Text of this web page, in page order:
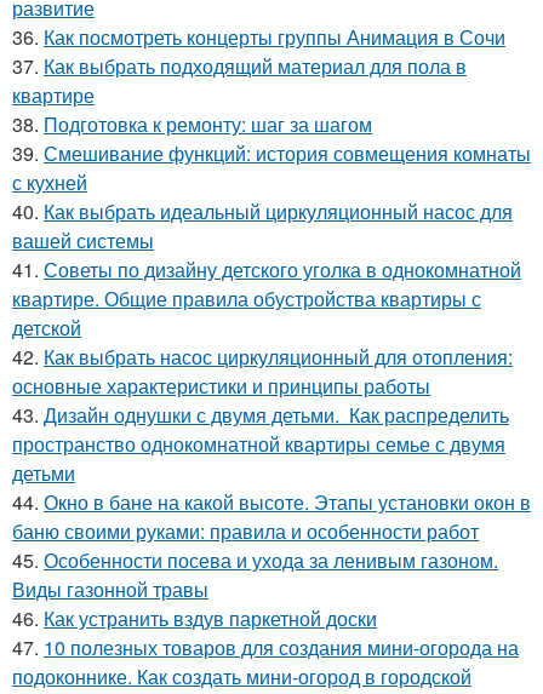
развитие
36. Как посмотреть концерты группы Анимация в Сочи
37. Как выбрать подходящий материал для пола в
квартире
38. Подготовка к ремонту: шаг за шагом
39. Смешивание функций: история совмещения комнаты
с кухней
40. Как выбрать идеальный циркуляционный насос для
вашей системы
41. Советы по дизайну детского уголка в однокомнатной
квартире. Общие правила обустройства квартиры с
детской
42. Как выбрать насос циркуляционный для отопления:
основные характеристики и принципы работы
43. Дизайн однушки с двумя детьми. Как распределить
пространство однокомнатной квартиры семье с двумя
детьми
44. Окно в бане на какой высоте. Этапы установки окон в
баню своими руками: правила и особенности работ
45. Особенности посева и ухода за ленивым газоном.
Виды газонной травы
46. Как устранить вздув паркетной доски
47. 10 полезных товаров для создания мини-огорода на
подоконнике. Как создать мини-огород в городской